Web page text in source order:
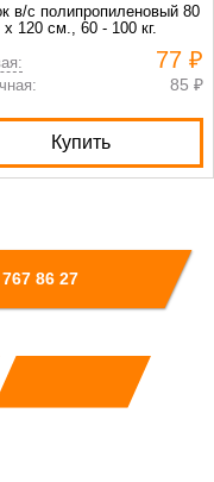
в/с полипропиленовый 80
х 120 см., 60 - 100 кг.
77 ₽
85 ₽
Купить
86 27